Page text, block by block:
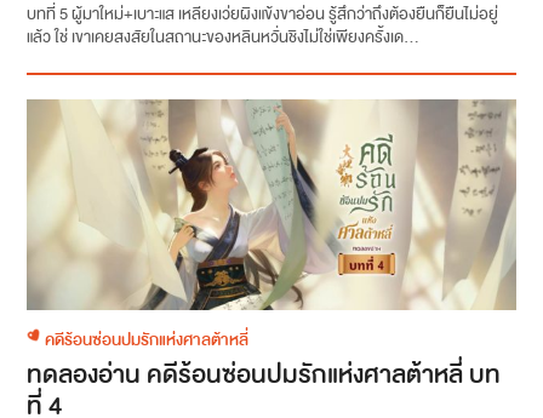
บทที่ 5 ผู้มาใหม่+เบาะแส เหลียงเว่ยผิงแข้งขาอ่อน รู้สึกว่าถึงต้องยืนก็ยืนไม่อยู่
แล้ว ใช่ เขาเคยสงสัยในสถานะของหลินหวั่นชิงไม่ใช่เพียงครั้งเด...
คดีร้อนซ่อนปมรักแห่งศาลต้าหลี่
ทดลองอ่าน คดีร้อนซ่อนปมรักแห่งศาลต้าหลี่ บท
ที่ 4